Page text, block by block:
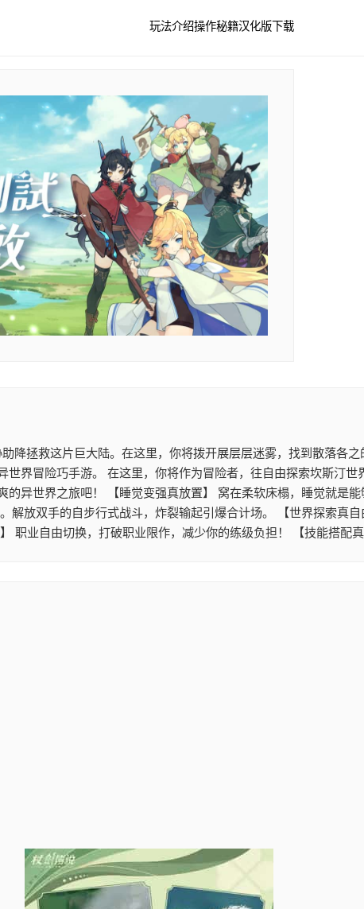
玩法介绍操作秘籍汉化版下载
拯救这片巨大陆。在这里，你将拨开展层层迷雾，找到散落
界冒险巧手游。 在这里，你将作为冒险者，往自由探索坎斯汀
异世界之旅吧！ 【睡觉变强真放置】 窝在柔软床榻，睡觉就
放双手的自步行式战斗，炸裂输起引爆合计场。 【世界探索
业自由切换，打破职业限作，减少你的练级负担！ 【技能搭配